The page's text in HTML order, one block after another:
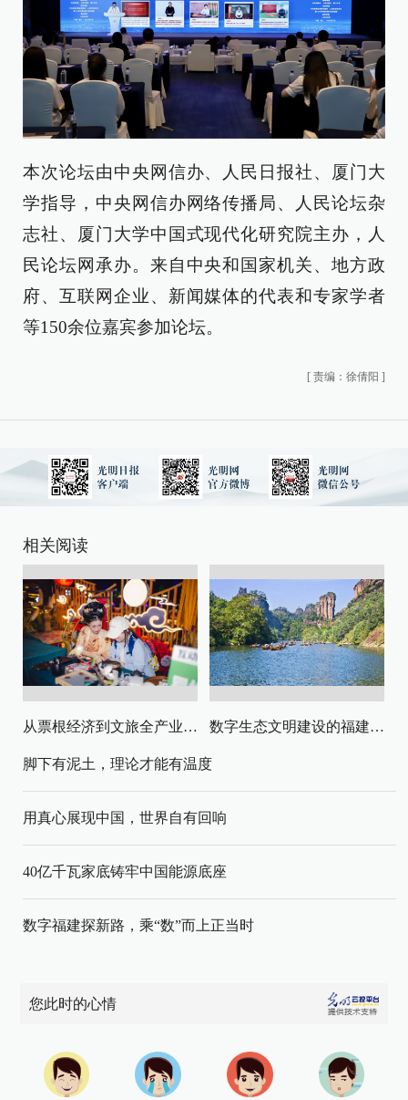
本次论坛由中央网信办、人民日报社、厦门大
学指导，中央网信办网络传播局、人民论坛杂
志社、厦门大学中国式现代化研究院主办，人
民论坛网承办。来自中央和国家机关、地方政
府、互联网企业、新闻媒体的代表和专家学者
等150余位嘉宾参加论坛。
[ 责编：徐倩阳 ]
相关阅读
从票根经济到文旅全产业链升级 数字生态文明建设的福建路径与启示
脚下有泥土，理论才能有温度
用真心展现中国，世界自有回响
40亿千瓦家底铸牢中国能源底座
数字福建探新路，乘“数”而上正当时
您此时的心情